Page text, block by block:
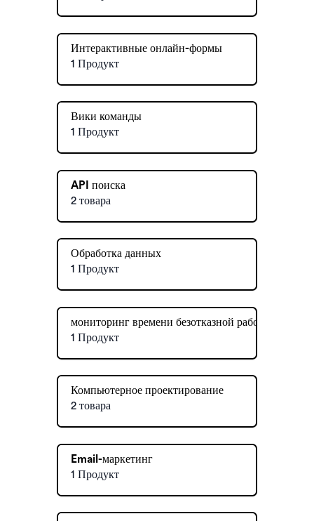
Интерактивные онлайн-формы
1 Продукт
Вики команды
1 Продукт
API поиска
2 товара
Обработка данных
1 Продукт
мониторинг времени безотказной работы
1 Продукт
Компьютерное проектирование
2 товара
Email-маркетинг
1 Продукт